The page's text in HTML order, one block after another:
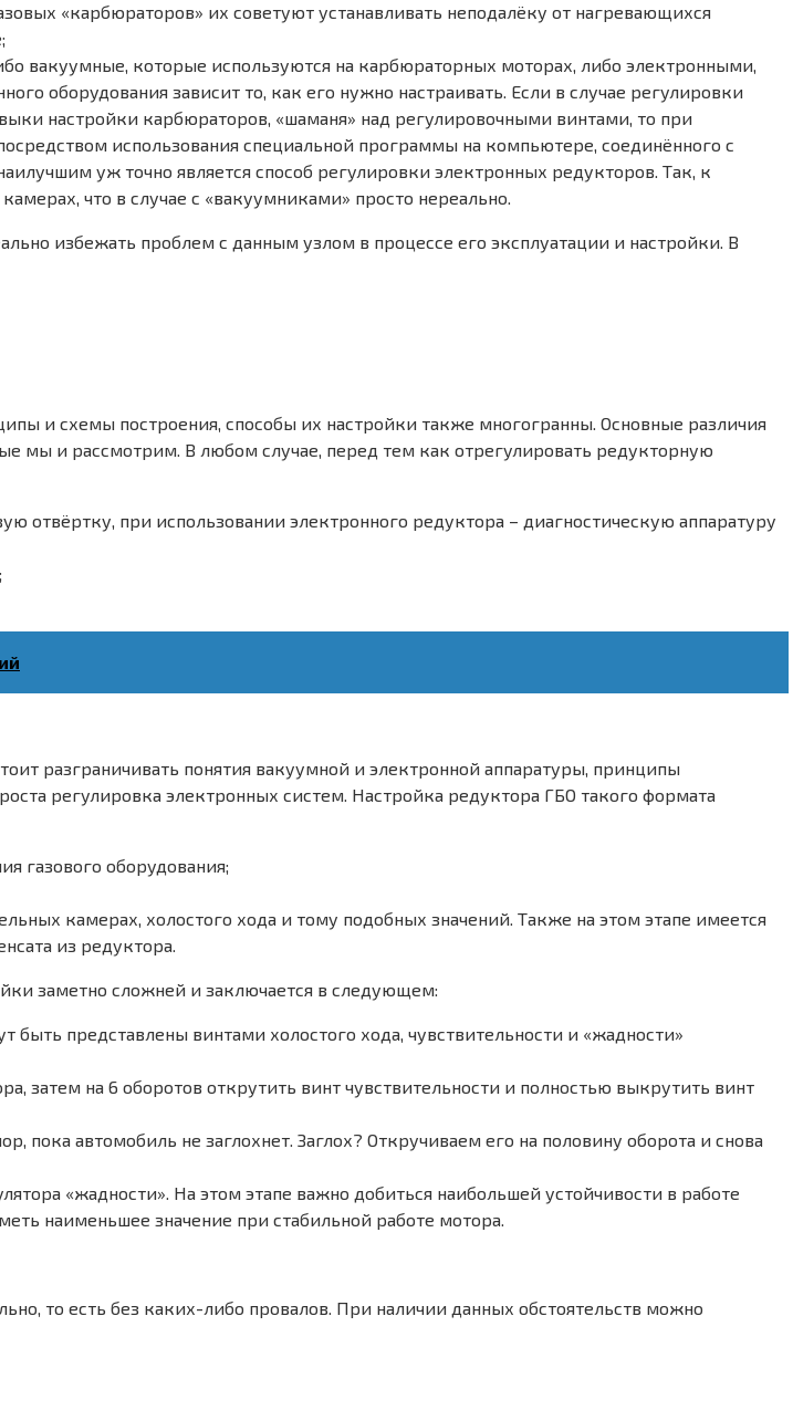
«карбюраторов» их советуют устанавливать неподалёку от нагревающихся
вакуумные, которые используются на карбюраторных моторах, либо электронными,
оборудования зависит то, как его нужно настраивать. Если в случае регулировки
настройки карбюраторов, «шаманя» над регулировочными винтами, то при
использования специальной программы на компьютере, соединённого с
уж точно является способ регулировки электронных редукторов. Так, к
что в случае с «вакуумниками» просто нереально.
избежать проблем с данным узлом в процессе его эксплуатации и настройки. В
и схемы построения, способы их настройки также многогранны. Основные различия
мы и рассмотрим. В любом случае, перед тем как отрегулировать редукторную
отвёртку, при использовании электронного редуктора – диагностическую аппаратуру
разграничивать понятия вакуумной и электронной аппаратуры, принципы
регулировка электронных систем. Настройка редуктора ГБО такого формата
газового оборудования;
камерах, холостого хода и тому подобных значений. Также на этом этапе имеется
из редуктора.
заметно сложней и заключается в следующем:
представлены винтами холостого хода, чувствительности и «жадности»
затем на 6 оборотов открутить винт чувствительности и полностью выкрутить винт
пока автомобиль не заглохнет. Заглох? Откручиваем его на половину оборота и снова
«жадности». На этом этапе важно добиться наибольшей устойчивости в работе
наименьшее значение при стабильной работе мотора.
то есть без каких-либо провалов. При наличии данных обстоятельств можно